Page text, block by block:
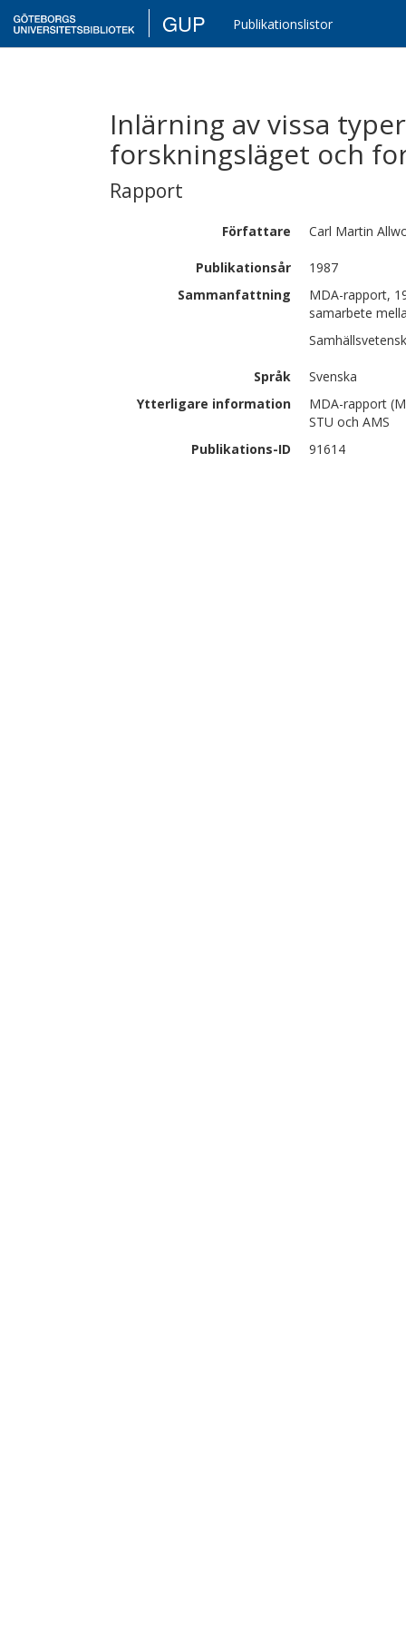
GUP Publikationslistor
Inlärning av vissa
forskningsläget och
Rapport
Författare Carl Martin
Publikationsår
1987
Sammanfattning
MDA-rapport,
samarbete
Språk
Svenska
Ytterligare information
MDA-rapport
STU och AMS
Publikations-ID
91614